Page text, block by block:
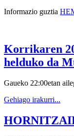
Informazio guztia
Korrikaren
helduko da
Gaueko 22:00etan
Gehiago irakurri...